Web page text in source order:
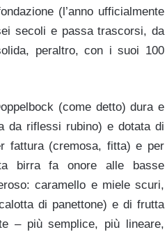
(l’anno ufficialmente
secoli e passa trascorsi, da
peraltro, con i suoi 100
(come detto) dura e
da riflessi rubino) e dotata di
fattura (cremosa, fitta) e per
birra fa onore alle basse
caramello e miele scuri,
di panettone) e di frutta
– più semplice, più lineare,